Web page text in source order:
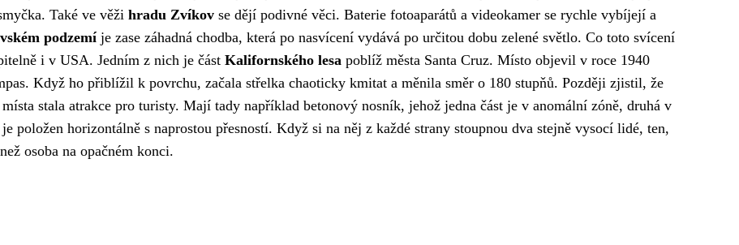
Také ve věži hradu Zvíkov se dějí podivné věci. Baterie fotoaparátů a videokamer se rychle vybíjejí a
podzemíje zase záhadná chodba, která po nasvícení vydává po určitou dobu zelené světlo. Co toto svícení
i v USA. Jedním z nich je část Kalifornského lesa poblíž města Santa Cruz. Místo objevil v roce 1940
Když ho přiblížil k povrchu, začala střelka chaoticky kmitat a měnila směr o 180 stupňů. Později zjistil, že
stala atrakce pro turisty. Mají tady například betonový nosník, jehož jedna část je v anomální zóně, druhá v
položen horizontálně s naprostou přesností. Když si na něj z každé strany stoupnou dva stejně vysocí lidé, ten,
osoba na opačném konci.